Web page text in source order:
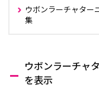
ウボンラーチャター
集
ウボンラーチャ
を表示